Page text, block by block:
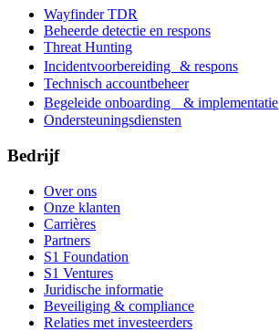
Wayfinder TDR
Beheerde detectie en respons
Threat Hunting
Incidentvoorbereiding & respons
Technisch accountbeheer
Begeleide onboarding & implementatie
Ondersteuningsdiensten
Bedrijf
Over ons
Onze klanten
Carrières
Partners
S1 Foundation
S1 Ventures
Juridische informatie
Beveiliging & compliance
Relaties met investeerders